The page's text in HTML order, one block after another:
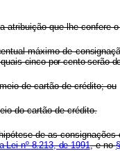
atribuição que lhe confere
máximo de
cinco por cento serão
de cartão de crédito; ou
do cartão de crédito.
de as
Lei nº 8.213, de 1991, e no